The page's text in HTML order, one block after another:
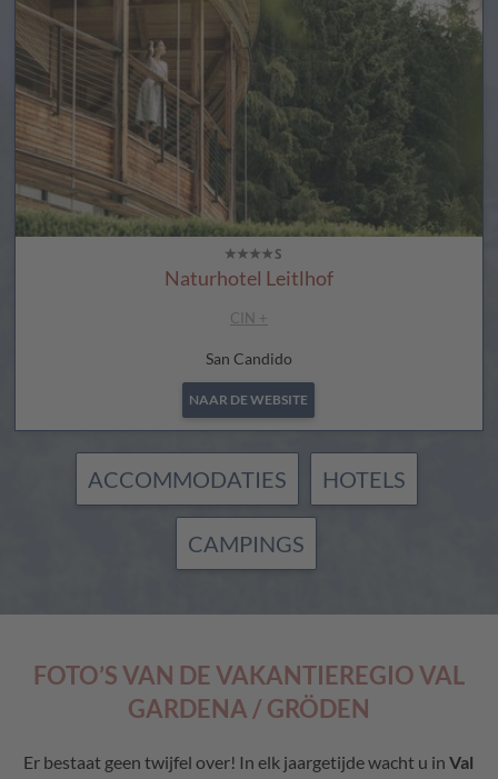
Naturhotel Leitlhof
CIN +
San Candido
NAAR DE WEBSITE
ACCOMMODATIES HOTELS
CAMPINGS
FOTO’S VAN DE VAKANTIEREGIO VAL
GARDENA / GRÖDEN
Er bestaat geen twijfel over! In elk jaargetijde wacht u inVal